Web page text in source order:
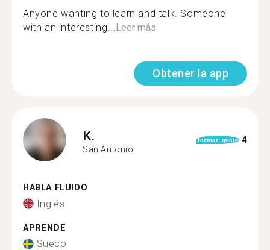
Anyone wanting to learn and talk. Someone
with an interesting...Leer más
Obtener la app
K.
San Antonio
format_quote 4
HABLA FLUIDO
Inglés
APRENDE
Sueco